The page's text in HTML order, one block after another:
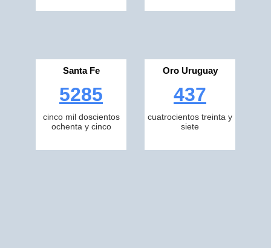
Santa Fe
5285
cinco mil doscientos
ochenta y cinco
Oro Uruguay
437
cuatrocientos treinta y
siete